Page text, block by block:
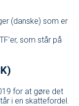
(danske) som er
som står på
for at gøre det
i en skattefordel.